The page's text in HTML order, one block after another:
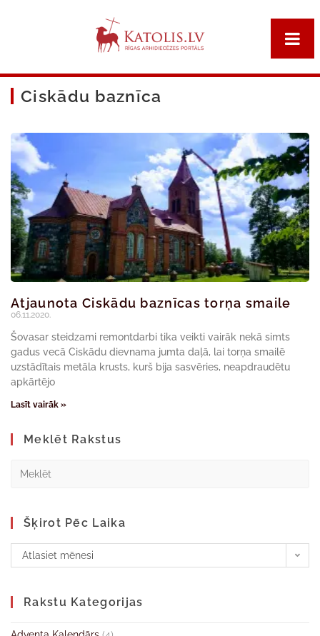
Ciskādu baznīca
Atjaunota Ciskādu baznīcas torņa smaile
06.11.2020.
Šovasar steidzami remontdarbi tika veikti vairāk nekā simts
gadus vecā Ciskādu dievnama jumta daļā, lai torņa smailē
uzstādītais metāla krusts, kurš bija sasvēries, neapdraudētu
apkārtējo
Lasīt vairāk »
Meklēt Rakstus
Šķirot Pēc Laika
Atlasiet mēnesi
Rakstu Kategorijas